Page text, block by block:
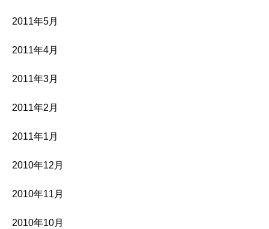
2011年5月
2011年4月
2011年3月
2011年2月
2011年1月
2010年12月
2010年11月
2010年10月